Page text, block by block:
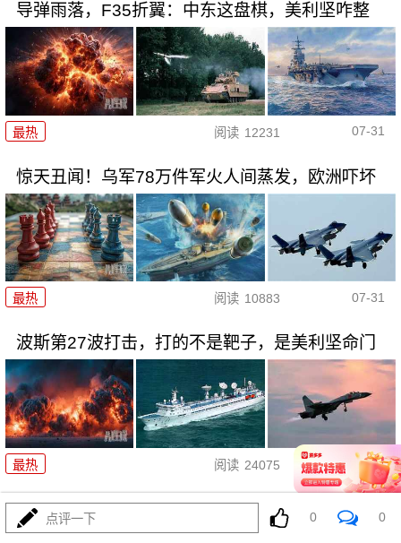
导弹雨落，F35折翼：中东这盘棋，美利坚咋整
最热 阅读 12231 07-31
惊天丑闻！乌军78万件军火人间蒸发，欧洲吓坏
最热 阅读 10883 07-31
波斯第27波打击，打的不是靶子，是美利坚命门
最热 阅读 24075 07-31
岐阜基地2枚新导弹，把东瀛军国
主义底牌掀开
点评一下 0 0